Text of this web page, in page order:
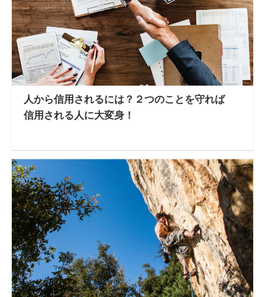
人から信用されるには？２つのことを守れば
信用される人に大変身！